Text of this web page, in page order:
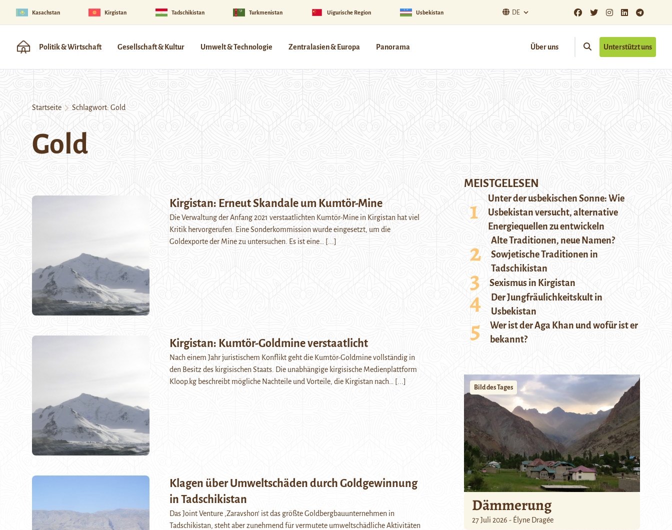
Kasachstan Kirgistan Tadschikistan Turkmenistan Uigurische Region Usbekistan DE
Politik & Wirtschaft Gesellschaft & Kultur Umwelt & Technologie Zentralasien & Europa Panorama Über uns Unterstützt uns
Startseite Schlagwort: Gold
Gold
Kirgistan: Erneut Skandale um Kumtör-Mine
Die Verwaltung der Anfang 2021 verstaatlichten Kumtör-Mine in Kirgistan hat viel
Kritik hervorgerufen. Eine Sonderkommission wurde eingesetzt, um die
Goldexporte der Mine zu untersuchen. Es ist eine…
[...]
Kirgistan: Kumtör-Goldmine verstaatlicht
Nach einem Jahr juristischem Konflikt geht die Kumtör-Goldmine vollständig in
den Besitz des kirgisischen Staats. Die unabhängige kirgisische Medienplattform
Kloop.kg beschreibt mögliche Nachteile und Vorteile, die Kirgistan nach…
[...]
Klagen über Umweltschäden durch Goldgewinnung
in Tadschikistan
Das Joint Venture ‚Zaravshon‘ ist das größte Goldbergbauunternehmen in
Tadschikistan, steht aber zunehmend für vermutete umweltschädliche Aktivitäten
MEISTGELESEN
Unter der usbekischen Sonne: Wie
Usbekistan versucht, alternative
Energiequellen zu entwickeln
Alte Traditionen, neue Namen?
Sowjetische Traditionen in
Tadschikistan
Sexismus in Kirgistan
Der Jungfräulichkeitskult in
Usbekistan
Wer ist der Aga Khan und wofür ist er
bekannt?
Bild des Tages
Dämmerung
27 Juli 2026 - Élyne Dragée